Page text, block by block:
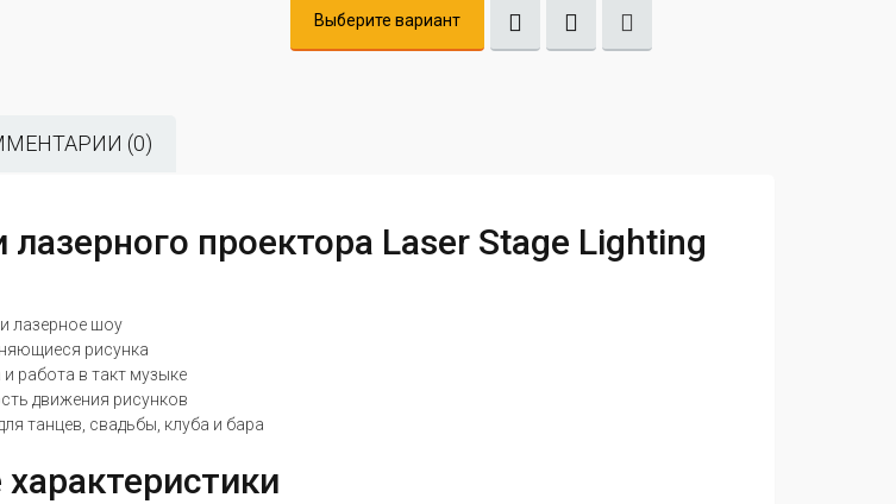
Выберите вариант
(0)
лазерного проектора Laser Stage Lighting
лазерное шоу
рисунка
работа в такт музыке
движения рисунков
танцев, свадьбы, клуба и бара